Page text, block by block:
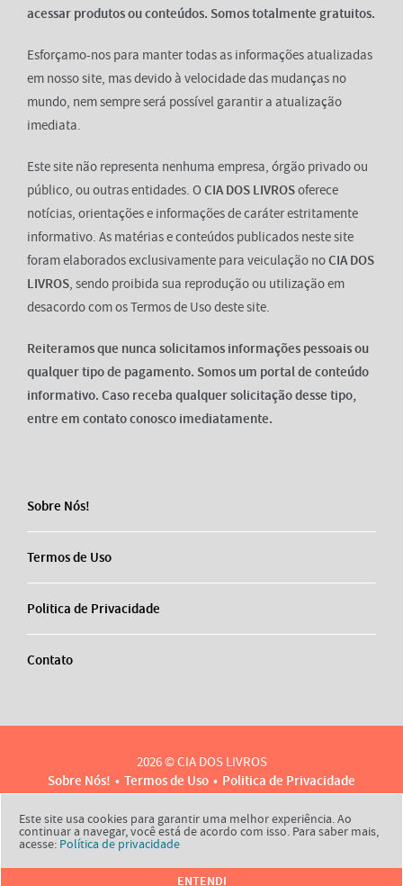
acessar produtos ou conteúdos. Somos totalmente gratuitos.
Esforçamo-nos para manter todas as informações atualizadas
em nosso site, mas devido à velocidade das mudanças no
mundo, nem sempre será possível garantir a atualização
imediata.
Este site não representa nenhuma empresa, órgão privado ou
público, ou outras entidades. OCIA DOS LIVROSoferece
notícias, orientações e informações de caráter estritamente
informativo. As matérias e conteúdos publicados neste site
foram elaborados exclusivamente para veiculação noCIA DOS
LIVROS, sendo proibida sua reprodução ou utilização em
desacordo com os Termos de Uso deste site.
Reiteramos que nunca solicitamos informações pessoais ou
qualquer tipo de pagamento. Somos um portal de conteúdo
informativo. Caso receba qualquer solicitação desse tipo,
entre em contato conosco imediatamente.
Sobre Nós!
Termos de Uso
Politica de Privacidade
Contato
2026 © CIA DOS LIVROS
Sobre Nós!
Termos de Uso
Politica de Privacidade
Contato
Este site usa cookies para garantir uma melhor experiência. Ao
continuar a navegar, você está de acordo com isso. Para saber mais,
acesse: Política de privacidade
ENTENDI